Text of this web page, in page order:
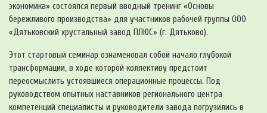
экономика» состоялся первый вводный тренинг «Основы
бережливого производства» для участников рабочей группы ООО
«Дятьковский хрустальный завод ПЛЮС» (г. Дятьково).
Этот стартовый семинар ознаменовал собой начало глубокой
трансформации, в ходе которой коллективу предстоит
переосмыслить устоявшиеся операционные процессы. Под
руководством опытных наставников регионального центра
компетенций специалисты и руководители завода погрузились в